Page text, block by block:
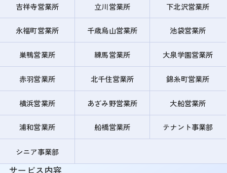
吉祥寺営業所 立川営業所 下北沢営業所
永福町営業所 千歳烏山営業所 池袋営業所
巣鴨営業所 練馬営業所 大泉学園営業所
赤羽営業所 北千住営業所 錦糸町営業所
横浜営業所 あざみ野営業所 大船営業所
浦和営業所 船橋営業所 テナント事業部
シニア事業部
サービス内容